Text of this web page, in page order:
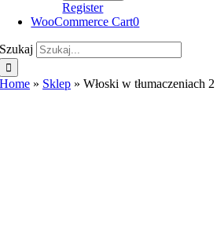
Register
WooCommerce Cart0
Szukaj
Home » Sklep »Włoski w tłumaczeniach 2